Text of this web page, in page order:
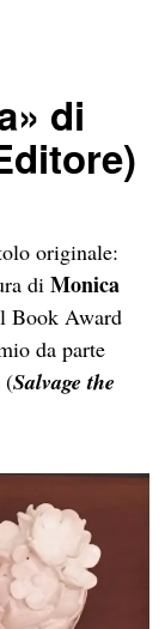
di
originale:
diMonica
Book Award
da parte
(Salvage the